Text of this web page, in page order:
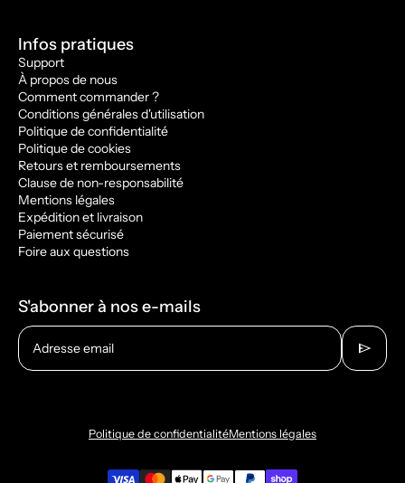
Infos pratiques
Support
À propos de nous
Comment commander ?
Conditions générales d'utilisation
Politique de confidentialité
Politique de cookies
Retours et remboursements
Clause de non-responsabilité
Mentions légales
Expédition et livraison
Paiement sécurisé
Foire aux questions
S'abonner à nos e-mails
Adresse email send
Politique de confidentialitéMentions légales